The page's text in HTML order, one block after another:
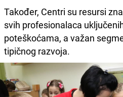
Također, Centri su resursi
svih profesionalaca
poteškoćama, a važan
tipičnog razvoja.